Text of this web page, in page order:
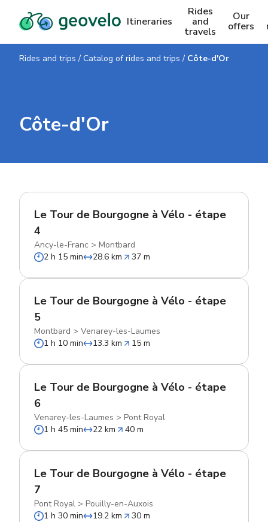
Itineraries
Rides
and
travels
Our
offers
Rides and trips / Catalog of rides and trips / Côte-d'Or
Côte-d'Or
Le Tour de Bourgogne à Vélo - étape
4
Ancy-le-Franc > Montbard
2 h 15 min
28.6 km 37 m
Le Tour de Bourgogne à Vélo - étape
5
Montbard > Venarey-les-Laumes
1 h 10 min
13.3 km 15 m
Le Tour de Bourgogne à Vélo - étape
6
Venarey-les-Laumes > Pont Royal
1 h 45 min
22 km 40 m
Le Tour de Bourgogne à Vélo - étape
7
Pont Royal > Pouilly-en-Auxois
1 h 30 min
19.2 km 30 m